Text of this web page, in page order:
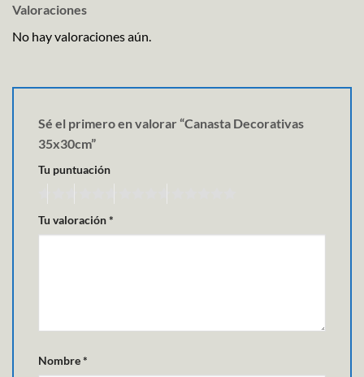
Valoraciones
No hay valoraciones aún.
Sé el primero en valorar “Canasta Decorativas
35x30cm”
Tu puntuación
Tu valoración*
Nombre*